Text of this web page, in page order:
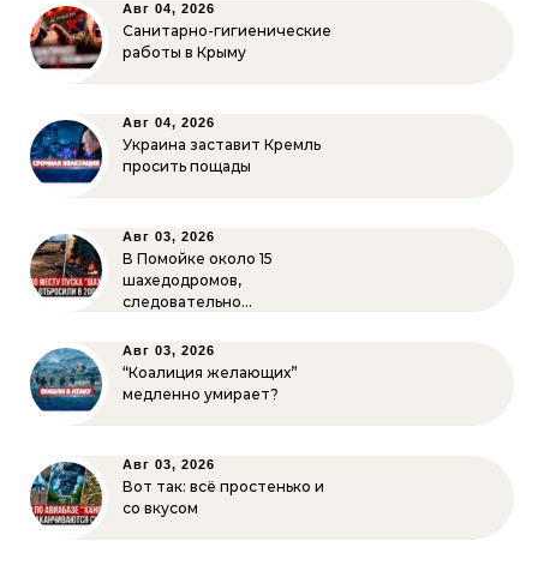
Авг 04, 2026
Санитарно-гигиенические
работы в Крыму
Авг 04, 2026
Украина заставит Кремль
просить пощады
Авг 03, 2026
В Помойке около 15
шахедодромов,
следовательно…
Авг 03, 2026
“Коалиция желающих”
медленно умирает?
Авг 03, 2026
Вот так: всё простенько и
со вкусом